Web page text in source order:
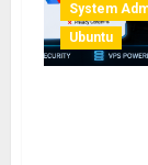
System
Ubuntu